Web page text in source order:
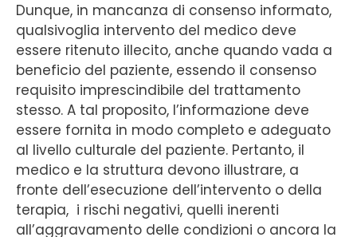
Dunque, in mancanza di consenso informato,
qualsivoglia intervento del medico deve
essere ritenuto illecito, anche quando vada a
beneficio del paziente, essendo il consenso
requisito imprescindibile del trattamento
stesso. A tal proposito, l’informazione deve
essere fornita in modo completo e adeguato
al livello culturale del paziente. Pertanto, il
medico e la struttura devono illustrare, a
fronte dell’esecuzione dell’intervento o della
terapia, i rischi negativi, quelli inerenti
all’aggravamento delle condizioni o ancora la